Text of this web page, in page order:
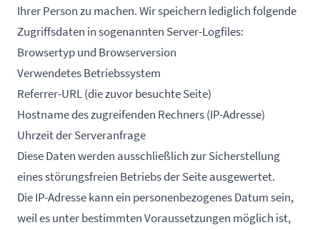
Ihrer Person zu machen. Wir speichern lediglich folgende
Zugriffsdaten in sogenannten Server-Logfiles:
Browsertyp und Browserversion
Verwendetes Betriebssystem
Referrer-URL (die zuvor besuchte Seite)
Hostname des zugreifenden Rechners (IP-Adresse)
Uhrzeit der Serveranfrage
Diese Daten werden ausschließlich zur Sicherstellung
eines störungsfreien Betriebs der Seite ausgewertet.
Die IP-Adresse kann ein personenbezogenes Datum sein,
weil es unter bestimmten Voraussetzungen möglich ist,